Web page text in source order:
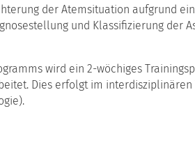
der Atemsituation aufgrund
und Klassifizierung der
wird ein 2-wöchiges
Dies erfolgt im interdisziplinären